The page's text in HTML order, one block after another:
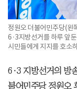
정원오 더불어민주당(왼
6·3지방선거를 하루 앞
시민들에게 지지를 호소
6·3 지방선거의 방
불어민주당 정원오